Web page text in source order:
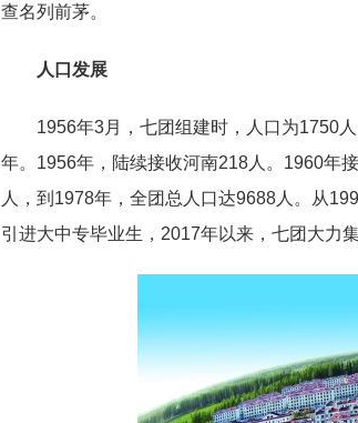
查名列前茅。
人口发展
1956年3月，七团组建时，人口为1750
年。1956年，陆续接收河南218人。1960年
人，到1978年，全团总人口达9688人。从
引进大中专毕业生，2017年以来，七团大力